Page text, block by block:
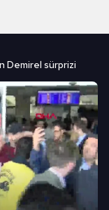
Demirel sürprizi